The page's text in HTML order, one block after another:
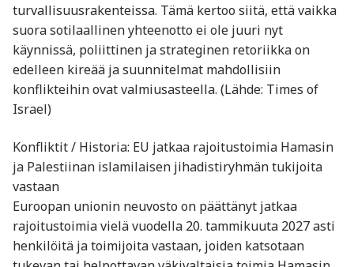
turvallisuusrakenteissa. Tämä kertoo siitä, että vaikka
suora sotilaallinen yhteenotto ei ole juuri nyt
käynnissä, poliittinen ja strateginen retoriikka on
edelleen kireää ja suunnitelmat mahdollisiin
konflikteihin ovat valmiusasteella. (Lähde: Times of
Israel)
Konfliktit / Historia: EU jatkaa rajoitustoimia Hamasin
ja Palestiinan islamilaisen jihadistiryhmän tukijoita
vastaan
Euroopan unionin neuvosto on päättänyt jatkaa
rajoitustoimia vielä vuodella 20. tammikuuta 2027 asti
henkilöitä ja toimijoita vastaan, joiden katsotaan